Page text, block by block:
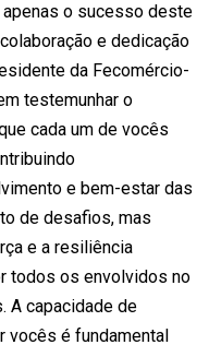
apenas o sucesso deste
e dedicação
da Fecomércio-
testemunhar o
cada um de vocês
e bem-estar das
de desafios, mas
e a resiliência
todos os envolvidos no
A capacidade de
vocês é fundamental